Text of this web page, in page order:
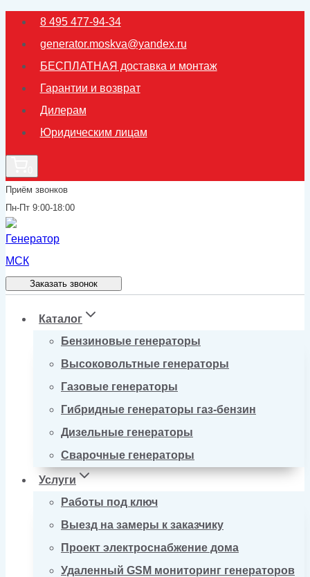
Перейти
содержимому
8 495 477-94-34
generator.moskva@yandex.ru
БЕСПЛАТНАЯ доставка и монтаж
Гарантии и возврат
Дилерам
Юридическим лицам
Приём звонков
Пн-Пт 9:00-18:00
Заказать звонок
Каталог
Бензиновые генераторы
Высоковольтные генераторы
Газовые генераторы
Гибридные генераторы газ-бензин
Дизельные генераторы
Сварочные генераторы
Услуги
Работы под ключ
Выезд на замеры к заказчику
Проект электроснабжение дома
Удаленный GSM мониторинг генераторов